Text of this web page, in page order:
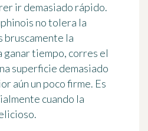
ir demasiado rápido.
no tolera la
bruscamente la
tiempo, corres el
superficie demasiado
aún un poco firme. Es
cuando la